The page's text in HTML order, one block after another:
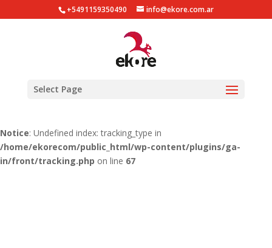
Notice: Undefined index: tracking_type in
/home/ekorecom/public_html/wp-content/plugins/ga-
/home/ekorecom/public_html/wp-content/plugins/ga-
Notice: Undefined index: tracking_type in
/home/ekorecom/public_html/wp-content/plugins/ga-
in/front/tracking.php on line 67
+5491159350490 info@ekore.com.ar
Select Page